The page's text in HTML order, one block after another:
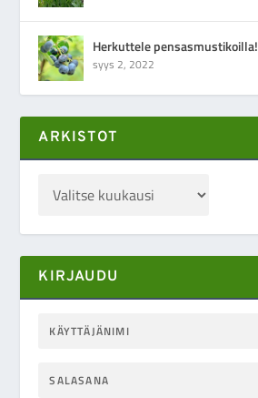
Herkuttele pensasmustikoilla!
syys 2, 2022
ARKISTOT
KIRJAUDU